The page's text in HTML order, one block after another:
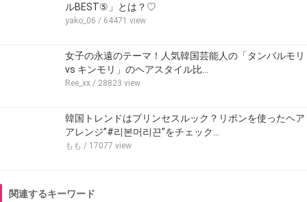
ルBEST⑤」とは？♡
yako_06 / 64471 view
女子の永遠のテーマ！人気韓国芸能人の「タンバルモリ
vs キンモリ」のヘアスタイル比…
Ree_xx / 28823 view
韓国トレンドはプリンセスルック？リボンを使ったヘア
アレンジ”#리본머리끈”をチェック…
もも / 17077 view
関連するキーワード